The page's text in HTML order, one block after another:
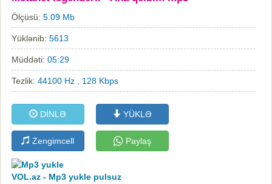
Ölçüsü: 5.09 Mb
Yüklənib: 5613
Müddəti: 05:29
Tezlik: 44100 Hz , 128 Kbps
DİNLƏ YÜKLƏ
Zengimcell Paylaş
VOL.az - Mp3 yukle pulsuz